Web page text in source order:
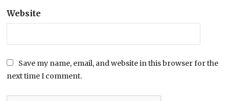
Website
Save my name, email, and website in this browser for the
next time I comment.